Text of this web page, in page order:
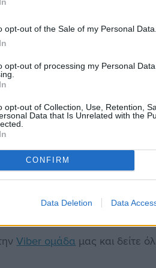
opt-out of the Sale of my Personal Data.
opt-out of processing my Personal
opt-out of Collection, Use, Retention,
Data that Is Unrelated with the
CONFIRM
Data Deletion Data
πολιτών και φορέων που
δυσλειτουργίες και λάθη
Ελπίζω στην πορεία
ξεπεραστούν.
Γ. Γ. της ΑΔΑ, κας
των πολιτών τους που
Viber ομάδα μας και δείτε